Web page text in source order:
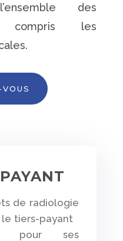
des
compris les
de radiologie
tiers-payant
pour ses